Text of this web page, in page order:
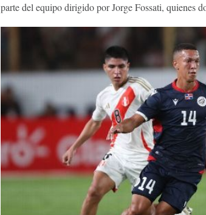
parte del equipo dirigido por Jorge Fossati, quienes